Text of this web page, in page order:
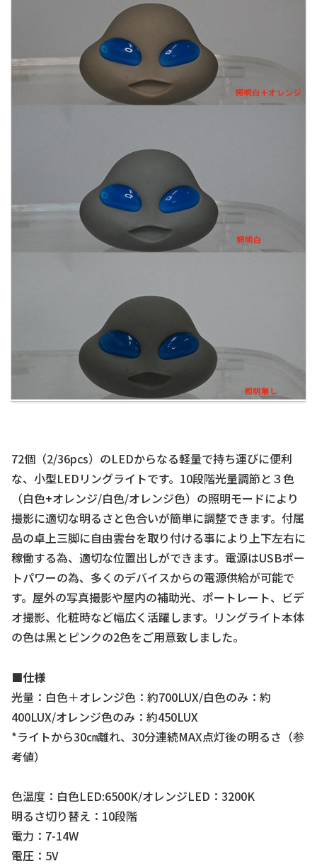
72個（2/36pcs）のLEDからなる軽量で持ち運びに便利
な、小型LEDリングライトです。10段階光量調節と３色
（白色+オレンジ/白色/オレンジ色）の照明モードにより
撮影に適切な明るさと色合いが簡単に調整できます。付属
品の卓上三脚に自由雲台を取り付ける事により上下左右に
稼働する為、適切な位置出しができます。電源はUSBポー
トパワーの為、多くのデバイスからの電源供給が可能で
す。屋外の写真撮影や屋内の補助光、ポートレート、ビデ
オ撮影、化粧時など幅広く活躍します。リングライト本体
の色は黒とピンクの2色をご用意致しました。
■仕様
光量：白色＋オレンジ色：約700LUX/白色のみ：約
400LUX/オレンジ色のみ：約450LUX
*ライトから30㎝離れ、30分連続MAX点灯後の明るさ（参
考値）
色温度：白色LED:6500K/オレンジLED：3200K
明るさ切り替え：10段階
電力：7-14W
電圧：5V